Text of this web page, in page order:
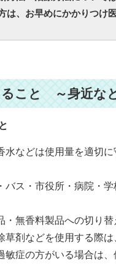
は、お早めにかかりつけ
こと ～身近な
などは使用量を適切に
ス・市役所・病院・学
無香料製品への切り替
剤などを使用する際は
症の方がいる場合は、